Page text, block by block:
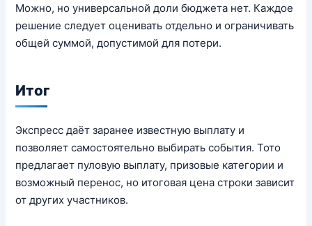
Можно, но универсальной доли бюджета нет. Каждое
решение следует оценивать отдельно и ограничивать
общей суммой, допустимой для потери.
Итог
Экспресс даёт заранее известную выплату и
позволяет самостоятельно выбирать события. Тото
предлагает пуловую выплату, призовые категории и
возможный перенос, но итоговая цена строки зависит
от других участников.